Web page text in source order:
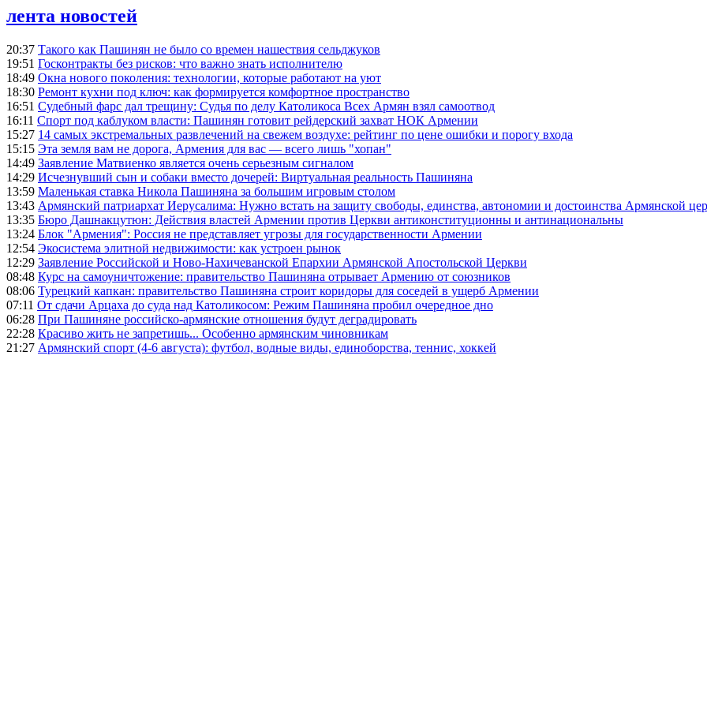
лента новостей
20:37 Такого как Пашинян не было со времен нашествия сельджуков
19:51 Госконтракты без рисков: что важно знать исполнителю
18:49 Окна нового поколения: технологии, которые работают на уют
18:30 Ремонт кухни под ключ: как формируется комфортное пространство
16:51 Судебный фарс дал трещину: Судья по делу Католикоса Всех Армян взял самоотвод
16:11 Спорт под каблуком власти: Пашинян готовит рейдерский захват НОК Армении
15:27 14 самых экстремальных развлечений на свежем воздухе: рейтинг по цене ошибки и порогу входа
15:15 Эта земля вам не дорога, Армения для вас — всего лишь "хопан"
14:49 Заявление Матвиенко является очень серьезным сигналом
14:29 Исчезнувший сын и собаки вместо дочерей: Виртуальная реальность Пашиняна
13:59 Маленькая ставка Никола Пашиняна за большим игровым столом
13:43 Армянский патриархат Иерусалима: Нужно встать на защиту свободы, единства, автономии и достоинства Армянской
13:35 Бюро Дашнакцутюн: Действия властей Армении против Церкви антиконституционны и антинациональны
13:24 Блок "Армения": Россия не представляет угрозы для государственности Армении
12:54 Экосистема элитной недвижимости: как устроен рынок
12:29 Заявление Российской и Ново-Нахичеванской Епархии Армянской Апостольской Церкви
08:48 Курс на самоуничтожение: правительство Пашиняна отрывает Армению от союзников
08:06 Турецкий капкан: правительство Пашиняна строит коридоры для соседей в ущерб Армении
07:11 От сдачи Арцаха до суда над Католикосом: Режим Пашиняна пробил очередное дно
06:28 При Пашиняне российско-армянские отношения будут деградировать
22:28 Красиво жить не запретишь... Особенно армянским чиновникам
21:27 Армянский спорт (4-6 августа): футбол, водные виды, единоборства, теннис, хоккей